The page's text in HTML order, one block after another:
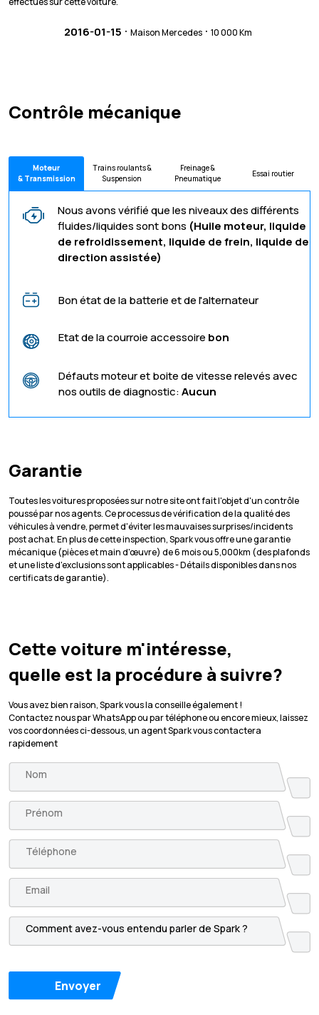
2016-01-15 · Maison Mercedes · 10 000 Km
Contrôle mécanique
Moteur
& Transmission
Trains roulants &
Suspension
Freinage &
Pneumatique
Essai routier
Nous avons vérifié que les niveaux des différents
fluides/liquides sont bons (Huile moteur, liquide
de refroidissement, liquide de frein, liquide de
direction assistée)
Bon état de la batterie et de l'alternateur
Etat de la courroie accessoire bon
Défauts moteur et boite de vitesse relevés avec
nos outils de diagnostic:Aucun
Garantie
Toutes les voitures proposées sur notre site ont fait l'objet d'un contrôle
poussé par nos agents. Ce processus de vérification de la qualité des
véhicules à vendre, permet d'éviter les mauvaises surprises/incidents
post achat. En plus de cette inspection, Spark vous offre une garantie
mécanique (pièces et main d'œuvre) de 6 mois ou 5,000km (des plafonds
et une liste d'exclusions sont applicables - Détails disponibles dans nos
certificats de garantie).
Cette voiture m'intéresse,
quelle est la procédure à suivre?
Vous avez bien raison, Spark vous la conseille également !
Contactez nous par WhatsApp ou par téléphone ou encore mieux, laissez
vos coordonnées ci-dessous, un agent Spark vous contactera
rapidement
Envoyer